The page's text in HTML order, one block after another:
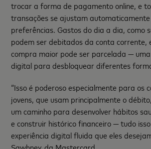
trocar a forma de pagamento online, e
transações se ajustam
preferências. Gastos do dia a dia, como
podem ser debitados da conta corrente,
compra maior pode ser parcelada —
digital para desbloquear diferentes
“Isso é poderoso especialmente para os
jovens, que usam principalmente o
um caminho para desenvolver hábitos
e construir histórico financeiro — tudo
experiência digital fluida que eles